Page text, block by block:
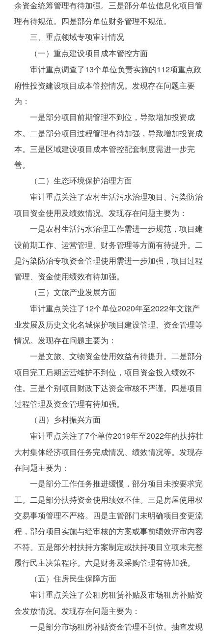
余资金统筹管理有待加强。三是部分单位信息化项目管
理有待规范。四是部分单位财务管理不规范。
三、重点领域专项审计情况
（一）重点建设项目成本管控方面
审计重点调查了13个单位负责实施的112项重点政
府性投资建设项目成本管控情况。发现存在问题主要
为：
一是部分项目前期管理不到位，导致增加投资成
本。二是部分项目过程管理有待加强，导致增加投资成
本。三是区域建设项目成本管控配套制度需进一步完
善。
（二）生态环境保护治理方面
审计重点关注了农村生活污水治理项目、污染防治
项目资金使用及绩效情况。发现存在问题主要为：
一是农村生活污水治理工作需进一步规范，项目建
设前期工作、运营管理、财务管理等方面有待提升。二
是污染防治专项资金管理使用需进一步加强，项目过程
管理、资金使用绩效有待加强。
（三）文旅产业发展方面
审计重点关注了12个单位2020年至2022年文旅产
业发展及历史文化名城保护项目建设管理、资金管理等
情况。发现存在问题主要为：
一是文旅、文物资金使用效益有待提升。二是部分
项目完工后期运营维护不到位，项目资金投入绩效不
佳。三是个别项目财政下达资金审核不严谨。四是项目
过程管理及资金管理有待加强。
（四）乡村振兴方面
审计重点关注了7个单位2019年至2022年的扶持壮
大村集体经济项目任务完成情况、绩效情况等。发现存
在问题主要为：
一是部分工作任务推进缓慢，部分项目未按要求完
工。二是部分扶持资金使用绩效不佳。三是房屋使用权
交易事项管理不严格。四是主管部门未明确项目变更流
程，部分项目实施与经审核的方案或事前绩效评审内容
不符。五是部分村扶持方案制定或扶持项目立项未完整
履行民主决策程序。六是财务及采购管理有待加强。
（五）住房民生保障方面
审计重点关注了公租房租赁补贴及市场租房补贴资
金发放情况。发现存在问题主要为：
一是部分市场租房补贴资金管理不到位。抽查发现